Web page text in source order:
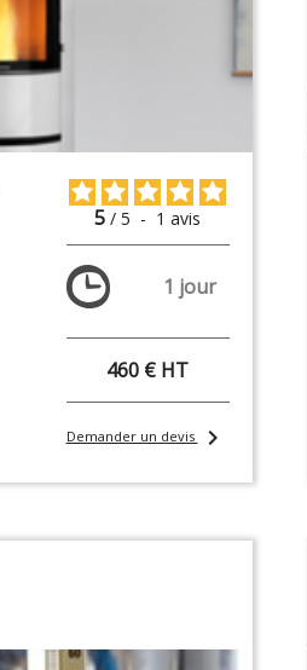
5 / 5 - 1avis
1 jour
460 € HT
Demander un devischevron_right